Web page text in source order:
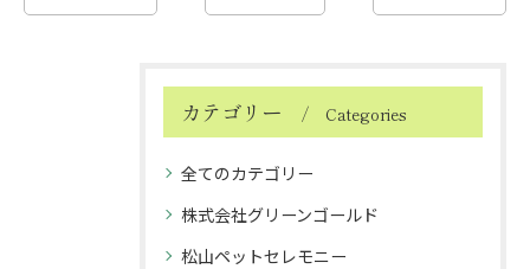
カテゴリー Categories
全てのカテゴリー
株式会社グリーンゴールド
松山ペットセレモニー